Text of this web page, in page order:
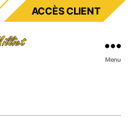
ACCÈS CLIENT
Menu